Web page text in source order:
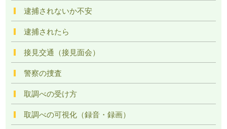
逮捕されないか不安
逮捕されたら
接見交通（接見面会）
警察の捜査
取調べの受け方
取調べの可視化（録音・録画）